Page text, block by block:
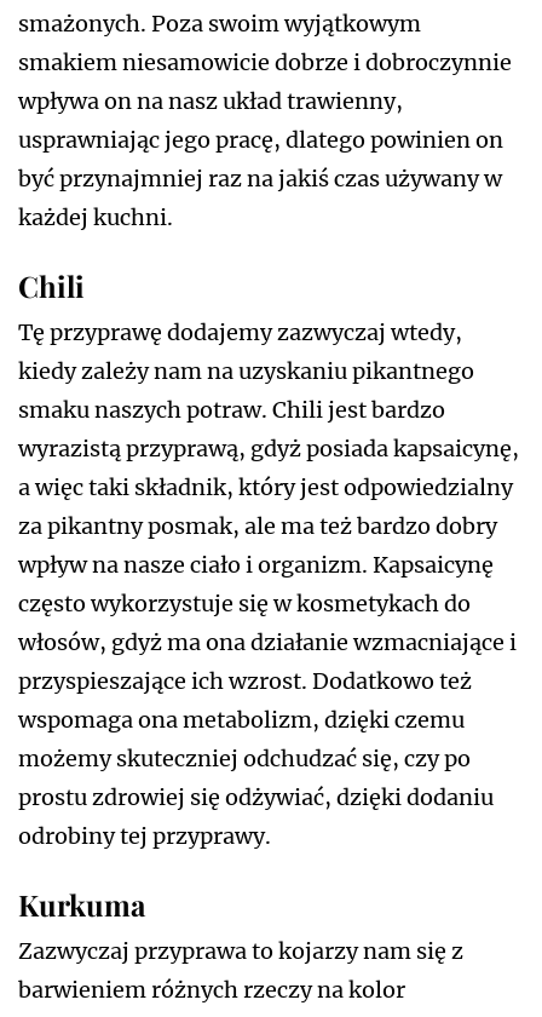
smażonych. Poza swoim wyjątkowym
smakiem niesamowicie dobrze i dobroczynnie
wpływa on na nasz układ trawienny,
usprawniając jego pracę, dlatego powinien on
być przynajmniej raz na jakiś czas używany w
każdej kuchni.
Chili
Tę przyprawę dodajemy zazwyczaj wtedy,
kiedy zależy nam na uzyskaniu pikantnego
smaku naszych potraw. Chili jest bardzo
wyrazistą przyprawą, gdyż posiada kapsaicynę,
a więc taki składnik, który jest odpowiedzialny
za pikantny posmak, ale ma też bardzo dobry
wpływ na nasze ciało i organizm. Kapsaicynę
często wykorzystuje się w kosmetykach do
włosów, gdyż ma ona działanie wzmacniające i
przyspieszające ich wzrost. Dodatkowo też
wspomaga ona metabolizm, dzięki czemu
możemy skuteczniej odchudzać się, czy po
prostu zdrowiej się odżywiać, dzięki dodaniu
odrobiny tej przyprawy.
Kurkuma
Zazwyczaj przyprawa to kojarzy nam się z
barwieniem różnych rzeczy na kolor